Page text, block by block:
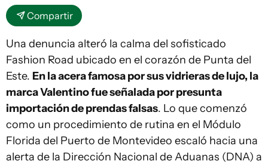
Compartir
Una denuncia alteró la calma del sofisticado
Fashion Road ubicado en el corazón de Punta del
Este. En la acera famosa por sus vidrieras de lujo, la
marca Valentino fue señalada por presunta
importación de prendas falsas. Lo que comenzó
como un procedimiento de rutina en el Módulo
Florida del Puerto de Montevideo escaló hacia una
alerta de la Dirección Nacional de Aduanas (DNA) a